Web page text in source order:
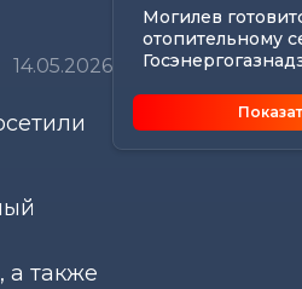
14.05.2026
а также
Могилев
отопительному
Калейдоскоп -
Что происходит
если каждый